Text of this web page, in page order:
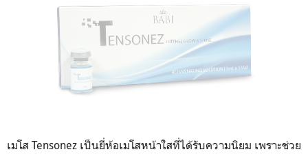
เมโส Tensonez เป็นยี่ห้อเมโสหน้าใสที่ได้รับความนิยม เพราะช่วย